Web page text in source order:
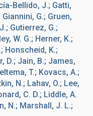
Bellido, J.; Gatti,
G.; Gruen,
Gutierrez, G.;
W. G.; Herner, K.;
Honscheid, K.;
D.; Jain, B.; James,
T.; Kovacs, A.;
N.; Lahav, O.; Lee,
C. D.; Liddle, A.
N.; Marshall, J. L.;